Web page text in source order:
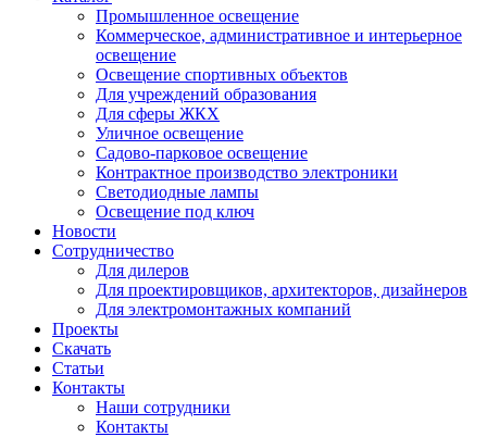
Промышленное освещение
Коммерческое, административное и интерьерное
освещение
Освещение спортивных объектов
Для учреждений образования
Для сферы ЖКХ
Уличное освещение
Садово-парковое освещение
Контрактное производство электроники
Светодиодные лампы
Освещение под ключ
Новости
Сотрудничество
Для дилеров
Для проектировщиков, архитекторов, дизайнеров
Для электромонтажных компаний
Проекты
Скачать
Статьи
Контакты
Наши сотрудники
Контакты